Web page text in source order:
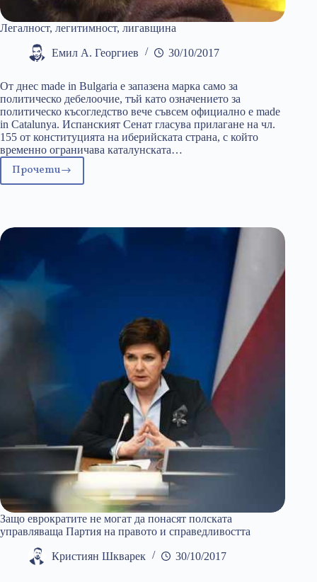
Легалност, легитимност, лигавщина
Емил А. Георгиев 30/10/2017
От днес made in Bulgaria е запазена марка само за
политическо дебелоочие, тъй като означението за
политическо късогледство вече съвсем официално е made
in Catalunya. Испанският Сенат гласува прилагане на чл.
155 от конституцията на иберийската страна, с който
временно ограничава каталунската…
ПрочетиЛегалност,
Защо еврократите не могат да понасят полската
управляваща Партия на правото и справедливостта
Кристиян Шкварек 30/10/2017